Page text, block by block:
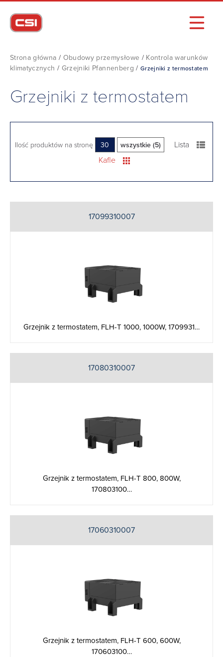
Strona główna / Obudowy przemysłowe / Kontrola warunków
klimatycznych / Grzejniki Pfannenberg /Grzejniki z termostatem
Grzejniki z termostatem
Ilość produktów na stronę 30 wszystkie (5)
Lista
Kafle
17099310007
Grzejnik z termostatem, FLH-T 1000, 1000W, 1709931…
17080310007
Grzejnik z termostatem, FLH-T 800, 800W,
170803100…
17060310007
Grzejnik z termostatem, FLH-T 600, 600W,
170603100…